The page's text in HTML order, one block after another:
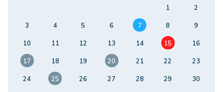
1
2
3
4 5 6 7 8
9
10
11 12 13 14 15
16
17
18 19 20 21 22
23
24
25 26 27 28 29
30